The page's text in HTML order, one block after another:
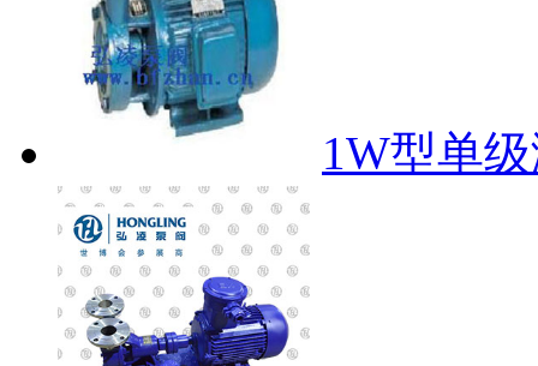
1W型单